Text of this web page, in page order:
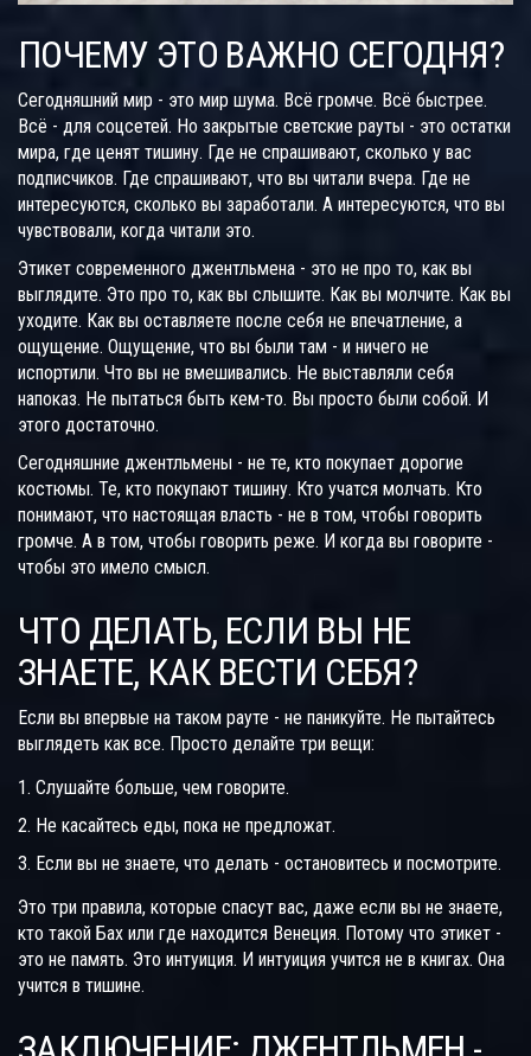
ПОЧЕМУ ЭТО ВАЖНО СЕГОДНЯ?
Сегодняшний мир - это мир шума. Всё громче. Всё быстрее.
Всё - для соцсетей. Но закрытые светские рауты - это остатки
мира, где ценят тишину. Где не спрашивают, сколько у вас
подписчиков. Где спрашивают, что вы читали вчера. Где не
интересуются, сколько вы заработали. А интересуются, что вы
чувствовали, когда читали это.
Этикет современного джентльмена - это не про то, как вы
выглядите. Это про то, как вы слышите. Как вы молчите. Как вы
уходите. Как вы оставляете после себя не впечатление, а
ощущение. Ощущение, что вы были там - и ничего не
испортили. Что вы не вмешивались. Не выставляли себя
напоказ. Не пытаться быть кем-то. Вы просто были собой. И
этого достаточно.
Сегодняшние джентльмены - не те, кто покупает дорогие
костюмы. Те, кто покупают тишину. Кто учатся молчать. Кто
понимают, что настоящая власть - не в том, чтобы говорить
громче. А в том, чтобы говорить реже. И когда вы говорите -
чтобы это имело смысл.
ЧТО ДЕЛАТЬ, ЕСЛИ ВЫ НЕ
ЗНАЕТЕ, КАК ВЕСТИ СЕБЯ?
Если вы впервые на таком рауте - не паникуйте. Не пытайтесь
выглядеть как все. Просто делайте три вещи:
Слушайте больше, чем говорите.
Не касайтесь еды, пока не предложат.
Если вы не знаете, что делать - остановитесь и посмотрите.
Это три правила, которые спасут вас, даже если вы не знаете,
кто такой Бах или где находится Венеция. Потому что этикет -
это не память. Это интуиция. И интуиция учится не в книгах. Она
учится в тишине.